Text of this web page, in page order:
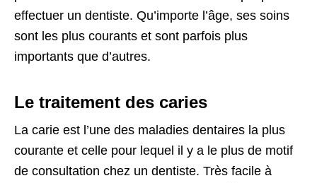
effectuer un dentiste. Qu’importe l’âge, ses soins
sont les plus courants et sont parfois plus
importants que d’autres.
Le traitement des caries
La carie est l’une des maladies dentaires la plus
courante et celle pour lequel il y a le plus de motif
de consultation chez un dentiste. Très facile à